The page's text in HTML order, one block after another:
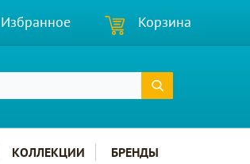
Избранное Корзина
КОЛЛЕКЦИИ БРЕНДЫ